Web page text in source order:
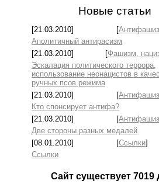
Новые статьи
[21.03.2010] [
Аполитичный антирасизм
[21.03.2010]
[Фашизм,
Эскалация политического террора,
использование неонацистов в
ручных псов режима
[21.03.2010]
[
Кто спонсирует антифа?
[21.03.2010]
[
Две стороны разных медалей
[08.01.2010]
[Ссылки]
Ссылки
Сайт существует 7019